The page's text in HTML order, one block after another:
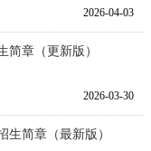
2026-04-03
简章（更新版）
2026-03-30
生简章（最新版）